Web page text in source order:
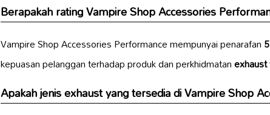
Berapakah rating Vampire Shop Accessories
Vampire Shop Accessories Performance mempunyai penarafan
kepuasan pelanggan terhadap produk dan perkhidmatanexhaust
Apakah jenis exhaust yang tersedia di Vampire Shop